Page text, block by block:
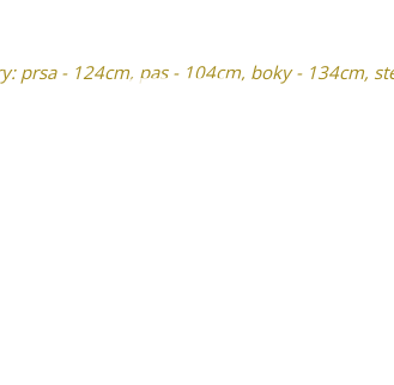
prsa - 124cm, pas - 104cm, boky - 134cm,